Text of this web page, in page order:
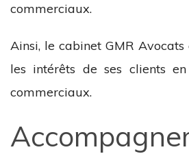
commerciaux.
Ainsi, le cabinet GMR
les intérêts de ses clients
commerciaux.